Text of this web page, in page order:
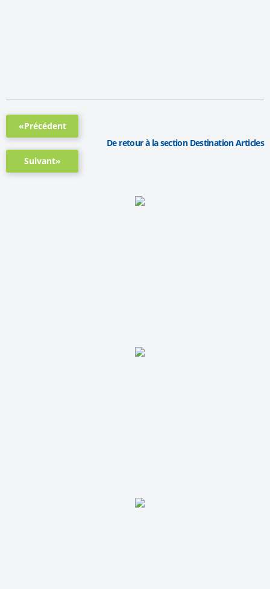
«Précédent
Suivant»
De retour à la section Destination Articles